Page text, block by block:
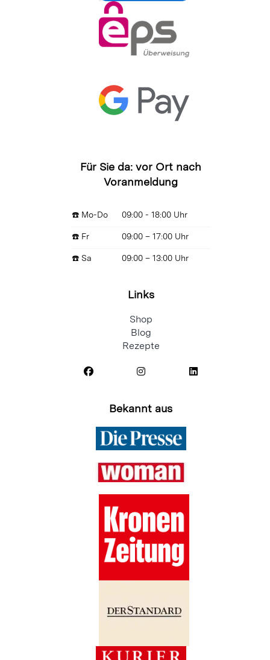
Voranmeldung
☎️ Fr 09:00 – 17:00 Uhr
☎️ Sa 09:00 – 13:00 Uhr
Shop
Blog
Rezepte